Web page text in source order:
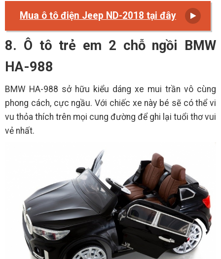
Mua ô tô điện Jeep ND-2018 tại đây
8. Ô tô trẻ em 2 chỗ ngồi BMW
HA-988
BMW HA-988 sở hữu kiểu dáng xe mui trần vô cùng
phong cách, cực ngầu. Với chiếc xe này bé sẽ có thể vi
vu thỏa thích trên mọi cung đường để ghi lại tuổi thơ vui
vẻ nhất.